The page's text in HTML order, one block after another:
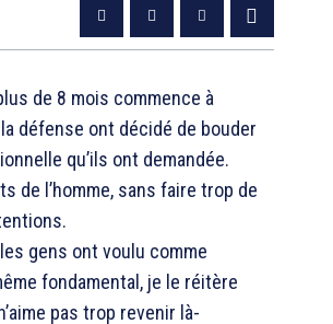
de 8 mois commence à
défense ont décidé de bouder
qu’ils ont demandée.
de l’homme, sans faire trop de
gens ont voulu comme
fondamental, je le réitère
pas trop revenir là-